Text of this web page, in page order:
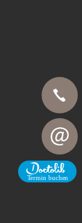
Telefon
E-Mail